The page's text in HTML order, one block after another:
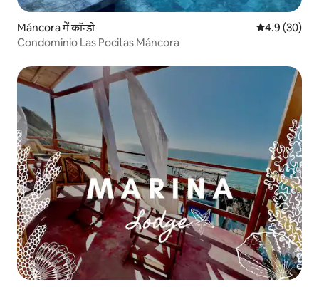
Máncora में कॉन्डो औसत रेटिंग 5 में
4.9 (30)
Condominio Las Pocitas Máncora